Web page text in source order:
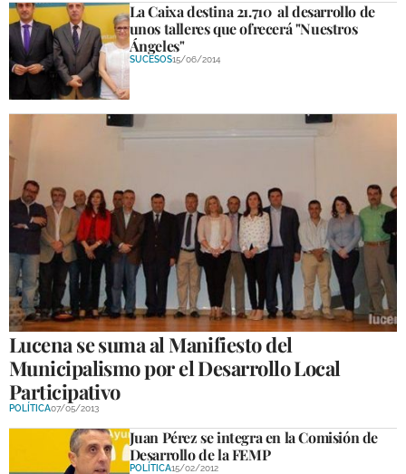
La Caixa destina 21.710  al desarrollo de
unos talleres que ofrecerá "Nuestros
Ángeles"
SUCESOS15/06/2014
Lucena se suma al Manifiesto del
Municipalismo por el Desarrollo Local
Participativo
POLÍTICA07/05/2013
Juan Pérez se integra en la Comisión de
Desarrollo de la FEMP
POLÍTICA15/02/2012